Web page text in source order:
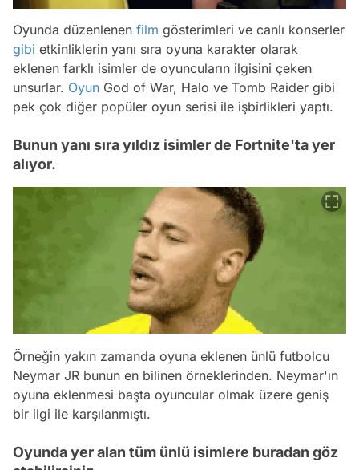
Oyunda düzenlenen film gösterimleri ve canlı konserler
gibi etkinliklerin yanı sıra oyuna karakter olarak
eklenen farklı isimler de oyuncuların ilgisini çeken
unsurlar. Oyun God of War, Halo ve Tomb Raider gibi
pek çok diğer popüler oyun serisi ile işbirlikleri yaptı.
Bunun yanı sıra yıldız isimler de Fortnite'ta yer
alıyor.
Örneğin yakın zamanda oyuna eklenen ünlü futbolcu
Neymar JR bunun en bilinen örneklerinden. Neymar'ın
oyuna eklenmesi başta oyuncular olmak üzere geniş
bir ilgi ile karşılanmıştı.
Oyunda yer alan tüm ünlü isimlere buradan göz